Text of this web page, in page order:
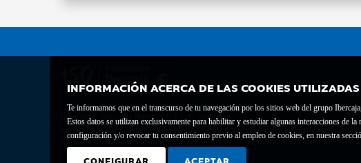
INFORMACIÓN ACERCA DE LAS COOKIES UTILIZADAS
Te informamos que en el transcurso de tu navegación por los sitios web del grupo
Estos datos se utilizan exclusivamente para habilitar y estudiar algunas interacciones de
configuración y/o revocar tu consentimiento previo al empleo de cookies, en nuestra
CONFIGURAR ACEPTAR
Fundación Bancaria Ibercaja C.I.F. G-50000652.
Inscrita en el Registro de Fundaciones del Mº de Educación, Cultura y Deporte con el nº
Domicilio social: Joaquín Costa, 13. 50001 Zaragoza.